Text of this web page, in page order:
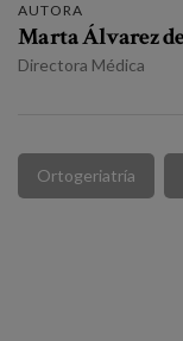
AUTORA
Marta Álvarez
Directora Médica
Ortogeriatría